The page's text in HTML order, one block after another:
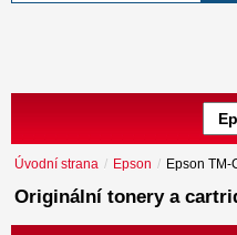
Úvodní strana / Epson / Epson TM-
Originální tonery a